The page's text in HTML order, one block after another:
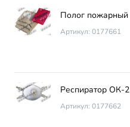
Полог пожарный
Артикул: 0177661
Респиратор ОК-2
Артикул: 0177662